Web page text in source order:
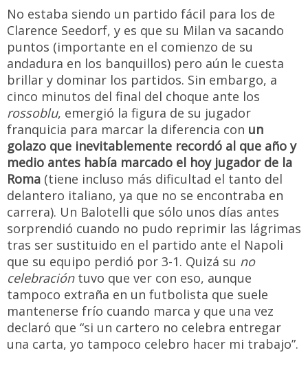
No estaba siendo un partido fácil para los de
Clarence Seedorf, y es que su Milan va sacando
puntos (importante en el comienzo de su
andadura en los banquillos) pero aún le cuesta
brillar y dominar los partidos. Sin embargo, a
cinco minutos del final del choque ante los
rossoblu, emergió la figura de su jugador
franquicia para marcar la diferencia con un
golazo que inevitablemente recordó al que año y
medio antes había marcado el hoy jugador de la
Roma (tiene incluso más dificultad el tanto del
delantero italiano, ya que no se encontraba en
carrera). Un Balotelli que sólo unos días antes
sorprendió cuando no pudo reprimir las lágrimas
tras ser sustituido en el partido ante el Napoli
que su equipo perdió por 3-1. Quizá su no
celebracióntuvo que ver con eso, aunque
tampoco extraña en un futbolista que suele
mantenerse frío cuando marca y que una vez
declaró que “si un cartero no celebra entregar
una carta, yo tampoco celebro hacer mi trabajo”.